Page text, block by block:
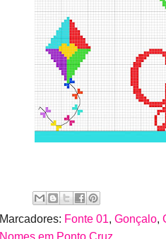
Marcadores: Fonte 01, Gonçalo,
Nomes em Ponto Cruz